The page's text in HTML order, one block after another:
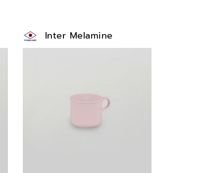
Inter Melamine